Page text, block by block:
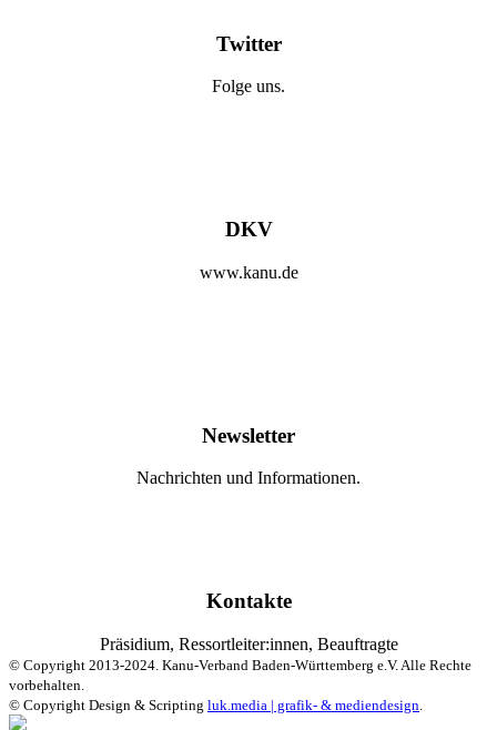
Twitter
Folge uns.
DKV
www.kanu.de
Newsletter
Nachrichten und Informationen.
Kontakte
Präsidium, Ressortleiter:innen, Beauftragte
© Copyright 2013-2024. Kanu-Verband Baden-Württemberg e.V. Alle Rechte
vorbehalten.
© Copyright Design & Scripting luk.media | grafik- & mediendesign